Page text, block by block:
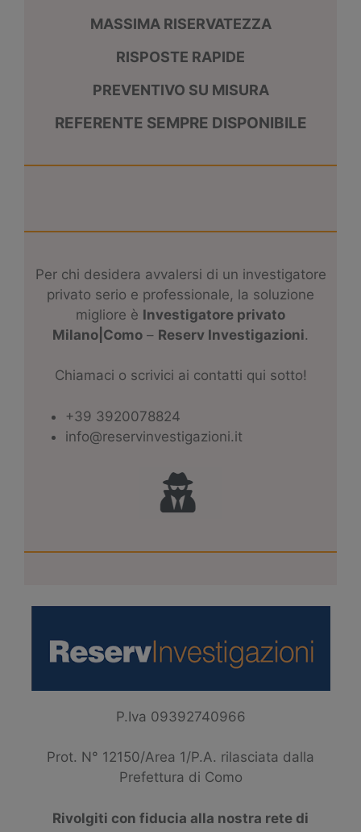
MASSIMA RISERVATEZZA
RISPOSTE RAPIDE
PREVENTIVO SU MISURA
REFERENTE SEMPRE DISPONIBILE
Per chi desidera avvalersi di un investigatore
privato serio e professionale, la soluzione
migliore è Investigatore privato
Milano|Como – Reserv Investigazioni.
Chiamaci o scrivici ai contatti qui sotto!
+39 3920078824
info@reservinvestigazioni.it
P.Iva 09392740966
Prot. N° 12150/Area 1/P.A. rilasciata dalla
Prefettura di Como
Rivolgiti con fiducia alla nostra rete di